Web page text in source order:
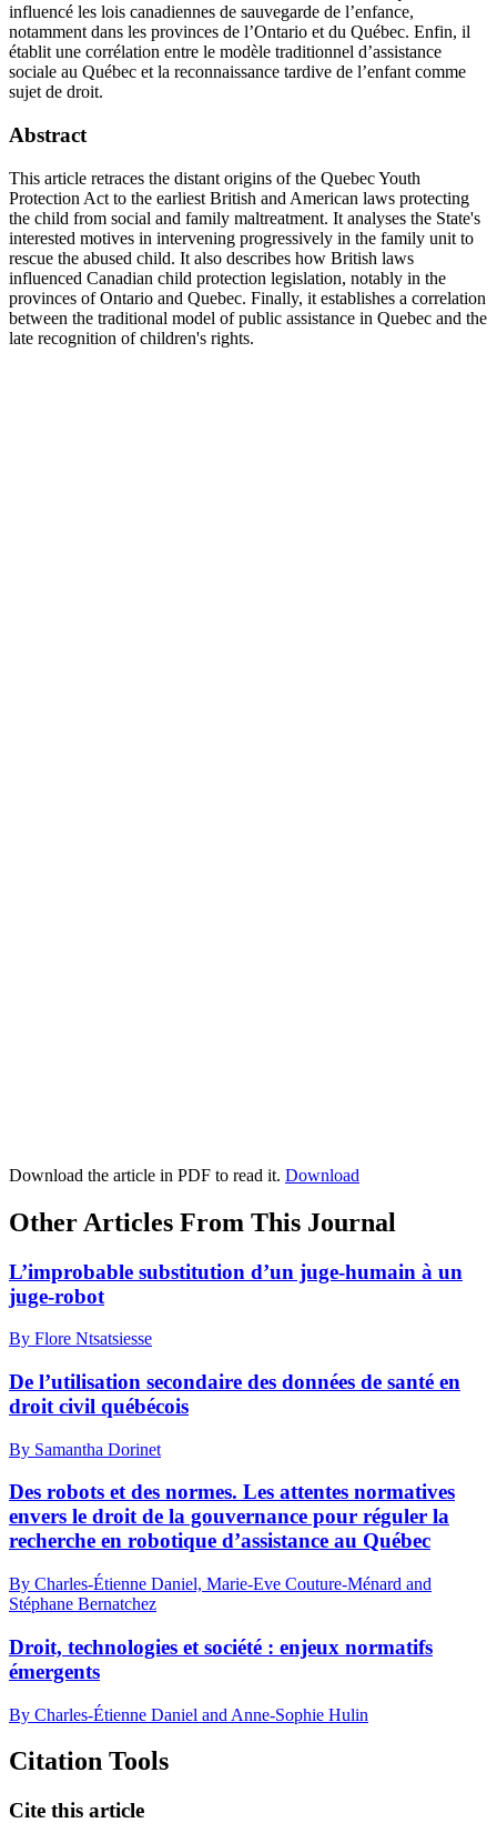
influencé les lois canadiennes de sauvegarde de l’enfance,
notamment dans les provinces de l’Ontario et du Québec. Enfin, il
établit une corrélation entre le modèle traditionnel d’assistance
sociale au Québec et la reconnaissance tardive de l’enfant comme
sujet de droit.
Abstract
This article retraces the distant origins of the Quebec Youth
Protection Act to the earliest British and American laws protecting
the child from social and family maltreatment. It analyses the State's
interested motives in intervening progressively in the family unit to
rescue the abused child. It also describes how British laws
influenced Canadian child protection legislation, notably in the
provinces of Ontario and Quebec. Finally, it establishes a correlation
between the traditional model of public assistance in Quebec and the
late recognition of children's rights.
Download the article in PDF to read it. Download
Other Articles From This Journal
L’improbable substitution d’un juge‑humain à un
juge‑robot
By Flore Ntsatsiesse
De l’utilisation secondaire des données de santé en
droit civil québécois
By Samantha Dorinet
Des robots et des normes. Les attentes normatives
envers le droit de la gouvernance pour réguler la
recherche en robotique d’assistance au Québec
By Charles‑Étienne Daniel, Marie‑Eve Couture‑Ménard and
Stéphane Bernatchez
Droit, technologies et société : enjeux normatifs
émergents
By Charles-Étienne Daniel and Anne-Sophie Hulin
Citation Tools
Cite this article